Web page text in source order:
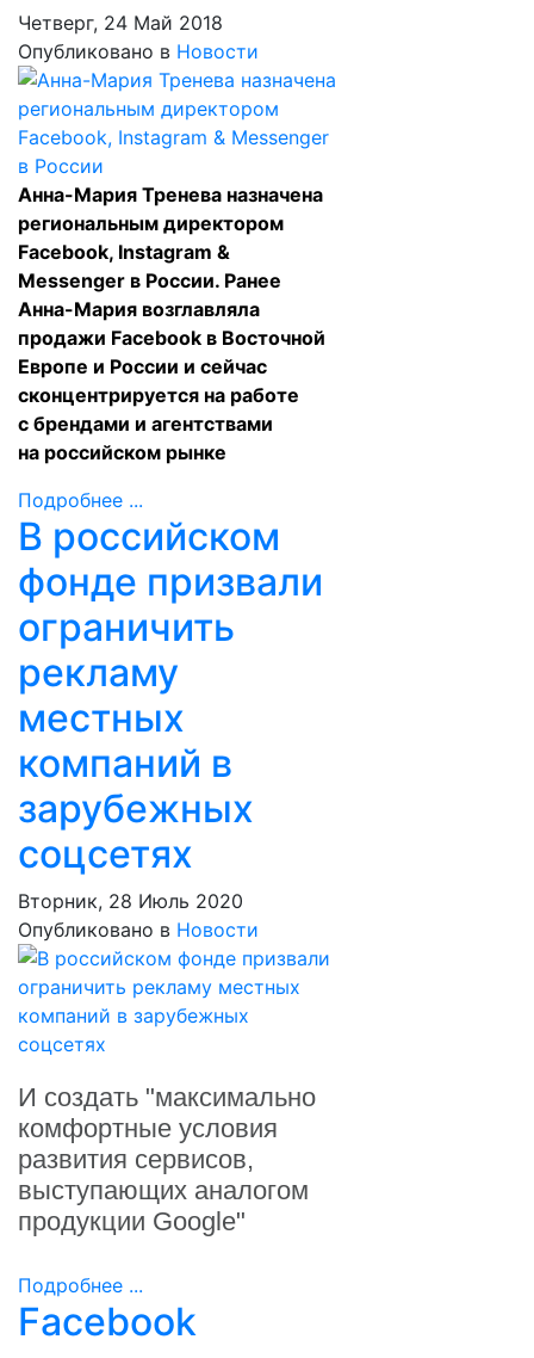
Четверг, 24 Май 2018
Опубликовано в Новости
Анна-Мария Тренева назначена
региональным директором
Facebook, Instagram &
Messenger в России. Ранее
Анна-Мария возглавляла
продажи Facebook в Восточной
Европе и России и сейчас
сконцентрируется на работе
с брендами и агентствами
на российском рынке
Подробнее ...
В российском
фонде призвали
ограничить
рекламу
местных
компаний в
зарубежных
соцсетях
Вторник, 28 Июль 2020
Опубликовано в Новости
И создать "максимально
комфортные условия
развития сервисов,
выступающих аналогом
продукции Google"
Подробнее ...
Facebook